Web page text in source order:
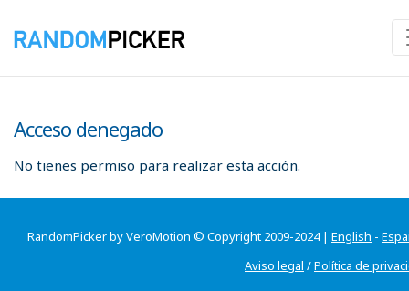
Acceso denegado
No tienes permiso para realizar esta acción.
RandomPicker by VeroMotion © Copyright 2009-2024 | English -
Aviso legal /Política de